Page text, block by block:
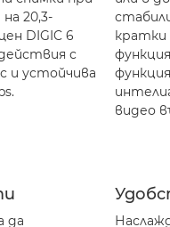
20,3-
DIGIC 6
с
и устойчива
кратки
видео
да